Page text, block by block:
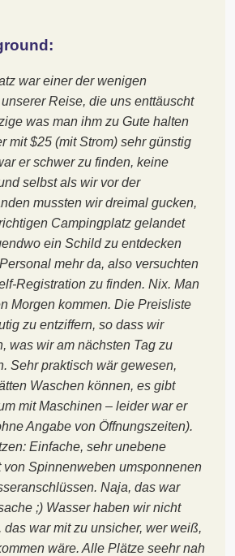
war einer der wenigen
Reise, die uns enttäuscht
was man ihm zu Gute halten
mit $25 (mit Strom) sehr günstig
er schwer zu finden, keine
selbst als wir vor der
mussten wir dreimal gucken,
Campingplatz gelandet
ein Schild zu entdecken
mehr da, also versuchten
Registration zu finden. Nix. Man
Morgen kommen. Die Preisliste
zu entziffern, so dass wir
was wir am nächsten Tag zu
Sehr praktisch wär gewesen,
Waschen können, es gibt
mit Maschinen – leider war er
Angabe von Öffnungszeiten).
Einfache, sehr unebene
von Spinnenweben umsponnenen
Naja, das war
;) Wasser haben wir nicht
war mit zu unsicher, wer weiß,
wäre. Alle Plätze seehr nah